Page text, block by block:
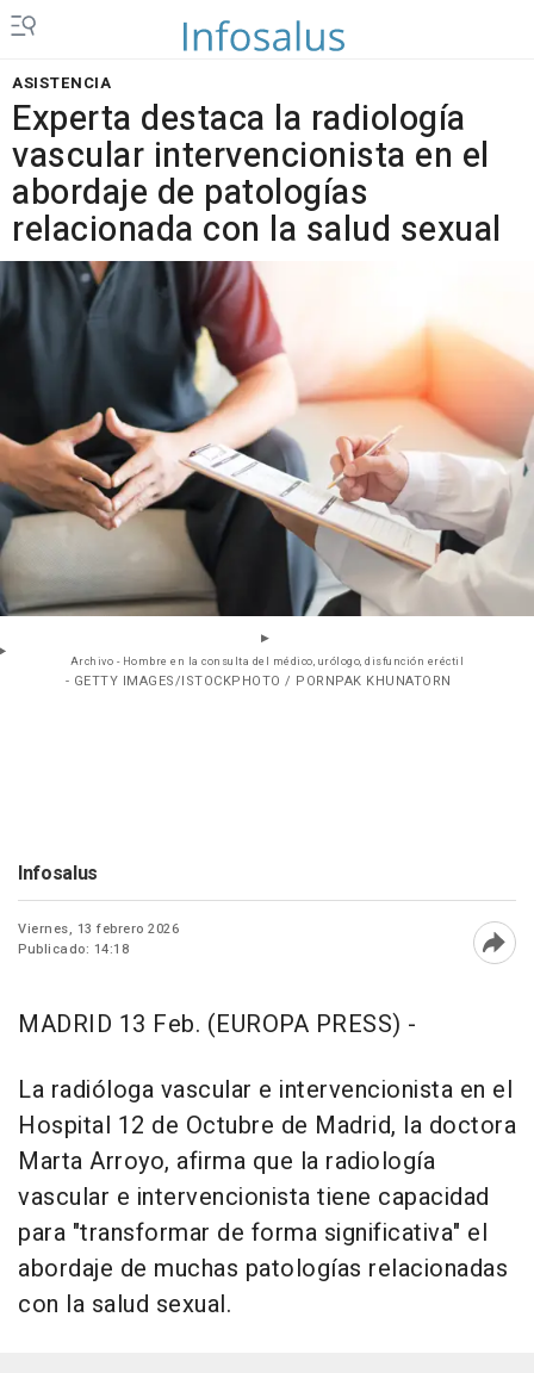
ASISTENCIA
Experta destaca la radiología
vascular intervencionista en el
abordaje de patologías
relacionada con la salud sexual
Archivo - Hombre en la consulta del médico, urólogo, disfunción eréctil
- GETTY IMAGES/ISTOCKPHOTO / PORNPAK KHUNATORN
Infosalus
Viernes, 13 febrero 2026
Publicado: 14:18
MADRID 13 Feb. (EUROPA PRESS) -
La radióloga vascular e intervencionista en el
Hospital 12 de Octubre de Madrid, la doctora
Marta Arroyo, afirma que la radiología
vascular e intervencionista tiene capacidad
para "transformar de forma significativa" el
abordaje de muchas patologías relacionadas
con la salud sexual.